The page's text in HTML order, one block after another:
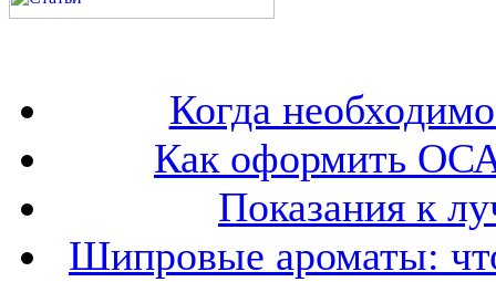
Когда
Как оформить
Показания к
Шипровые ароматы: